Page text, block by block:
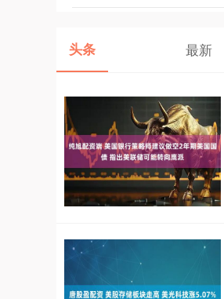
头条 最新